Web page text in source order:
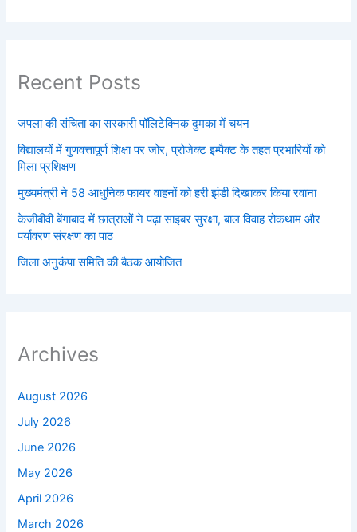
Recent Posts
जपला की संचिता का सरकारी पॉलिटेक्निक दुमका में चयन
विद्यालयों में गुणवत्तापूर्ण शिक्षा पर जोर, प्रोजेक्ट इम्पैक्ट के तहत प्रभारियों को
मिला प्रशिक्षण
मुख्यमंत्री ने 58 आधुनिक फायर वाहनों को हरी झंडी दिखाकर किया रवाना
केजीबीवी बेंगाबाद में छात्राओं ने पढ़ा साइबर सुरक्षा, बाल विवाह रोकथाम और
पर्यावरण संरक्षण का पाठ
जिला अनुकंपा समिति की बैठक आयोजित
Archives
August 2026
July 2026
June 2026
May 2026
April 2026
March 2026